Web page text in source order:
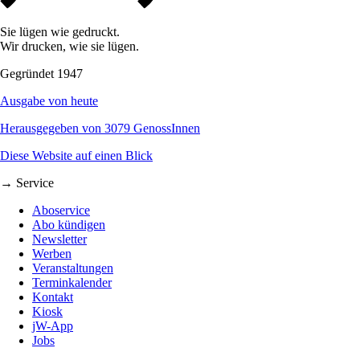
Sie lügen wie gedruckt.
Wir drucken, wie sie lügen.
Gegründet 1947
Ausgabe von heute
Herausgegeben von 3079 GenossInnen
Diese Website auf einen Blick
→ Service
Aboservice
Abo kündigen
Newsletter
Werben
Veranstaltungen
Terminkalender
Kontakt
Kiosk
jW-App
Jobs